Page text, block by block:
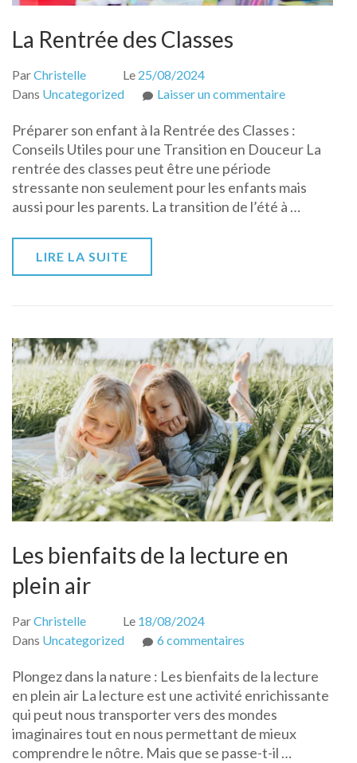
La Rentrée des Classes
ParChristelle Le 25/08/2024
Dans Uncategorized Laisser un commentairesur
Rentrée
des
Préparer son enfant à la Rentrée des Classes :
Conseils Utiles pour une Transition en Douceur La
rentrée des classes peut être une période
stressante non seulement pour les enfants mais
aussi pour les parents. La transition de l’été à …
LIRE LA SUITE
Les bienfaits de la lecture en
plein air
ParChristelle Le 18/08/2024
Dans Uncategorized 6 commentaires
bienfaits
de
la
lecture
en
Plongez dans la nature : Les bienfaits de la lecture
en plein air La lecture est une activité enrichissante
qui peut nous transporter vers des mondes
imaginaires tout en nous permettant de mieux
comprendre le nôtre. Mais que se passe-t-il …